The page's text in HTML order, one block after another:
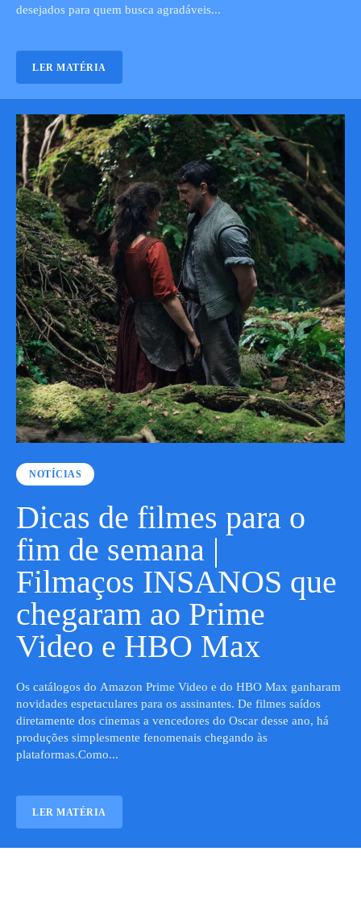
desejados para quem busca agradáveis...
LER MATÉRIA
NOTÍCIAS
Dicas de filmes para o
fim de semana |
Filmaços INSANOS que
chegaram ao Prime
Video e HBO Max
Os catálogos do Amazon Prime Video e do HBO Max ganharam
novidades espetaculares para os assinantes. De filmes saídos
diretamente dos cinemas a vencedores do Oscar desse ano, há
produções simplesmente fenomenais chegando às
plataformas.Como...
LER MATÉRIA